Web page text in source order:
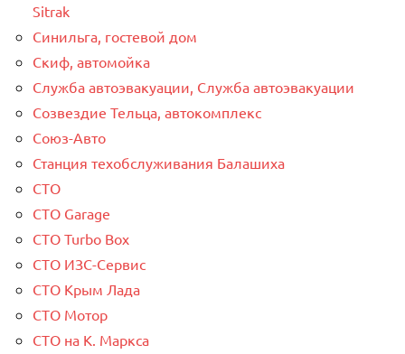
Sitrak
Синильга, гостевой дом
Скиф, автомойка
Служба автоэвакуации, Служба автоэвакуации
Созвездие Тельца, автокомплекс
Союз-Авто
Станция техобслуживания Балашиха
СТО
СТО Garage
СТО Turbo Box
СТО ИЗС-Сервис
СТО Крым Лада
СТО Мотор
СТО на К. Маркса